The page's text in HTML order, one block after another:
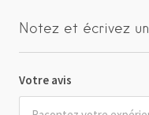
Notez et écrivez
Votre avis